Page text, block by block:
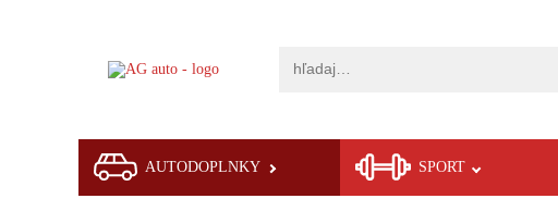
AUTODOPLNKY SPORT